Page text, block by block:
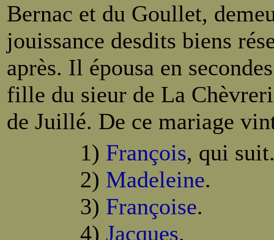
Bernac et du Goullet,
jouissance desdits biens
après. Il épousa en
fille du sieur de La
de Juillé. De ce mariage
1) François, qui
2) Madeleine.
3) Françoise.
4) Jacques.